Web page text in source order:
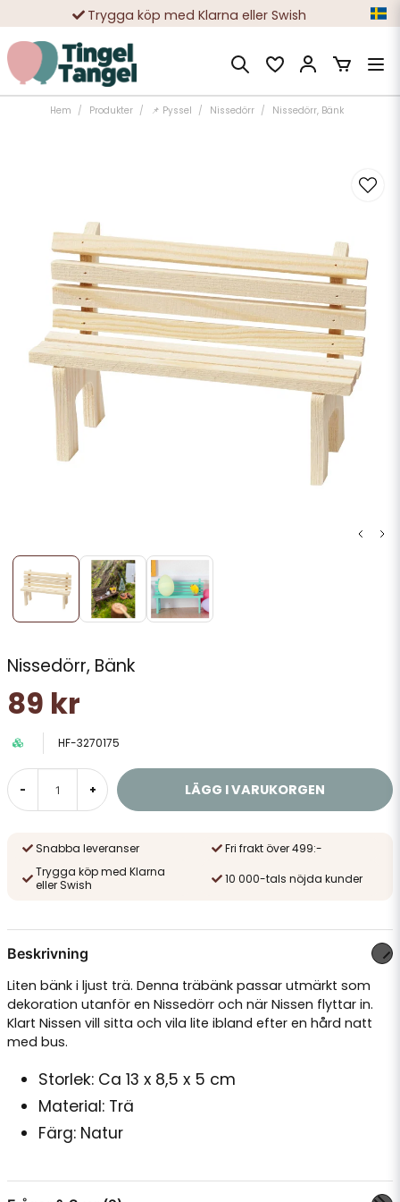
Trygga köp med Klarna eller Swish
10 000-tals nöjda kunder
Hem Produkter 📌 Pyssel Nissedörr Nissedörr, Bänk
Nissedörr, Bänk
89 kr
HF-3270175
- + LÄGG I VARUKORGEN
Snabba leveranser
Fri frakt över 499:-
Trygga köp med Klarna
eller Swish
10 000-tals nöjda kunder
Beskrivning
Liten bänk i ljust trä. Denna träbänk passar utmärkt som
dekoration utanför en Nissedörr och när Nissen flyttar in.
Klart Nissen vill sitta och vila lite ibland efter en hård natt
med bus.
Storlek: Ca 13 x 8,5 x 5 cm
Material: Trä
Färg: Natur